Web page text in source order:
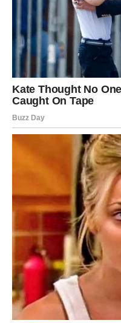
oporavi. Pripazite da imate
izbegavajte ekrane pre
opuštajuće rituale i idite u